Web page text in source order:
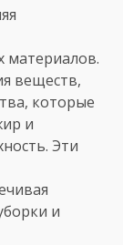
материалов.
веществ,
которые
и
Эти
и